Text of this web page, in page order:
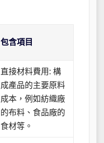
包含項目
直接材料費用: 構
成產品的主要原料
成本，例如紡織廠
的布料、食品廠的
食材等。